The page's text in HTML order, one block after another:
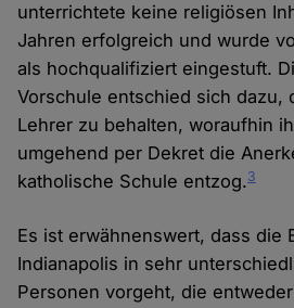
unterrichtete keine religiösen
Jahren erfolgreich und wurde
als hochqualifiziert eingestuft.
Vorschule entschied sich dazu,
Lehrer zu behalten, woraufhin
umgehend per Dekret die
katholische Schule entzog.3
Es ist erwähnenswert, dass die
Indianapolis in sehr
Personen vorgeht, die